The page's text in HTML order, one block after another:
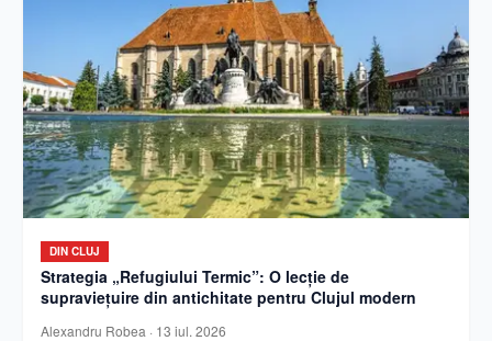
DIN CLUJ
Strategia „Refugiului Termic”: O lecție de
supraviețuire din antichitate pentru Clujul modern
Alexandru Robea · 13 iul. 2026